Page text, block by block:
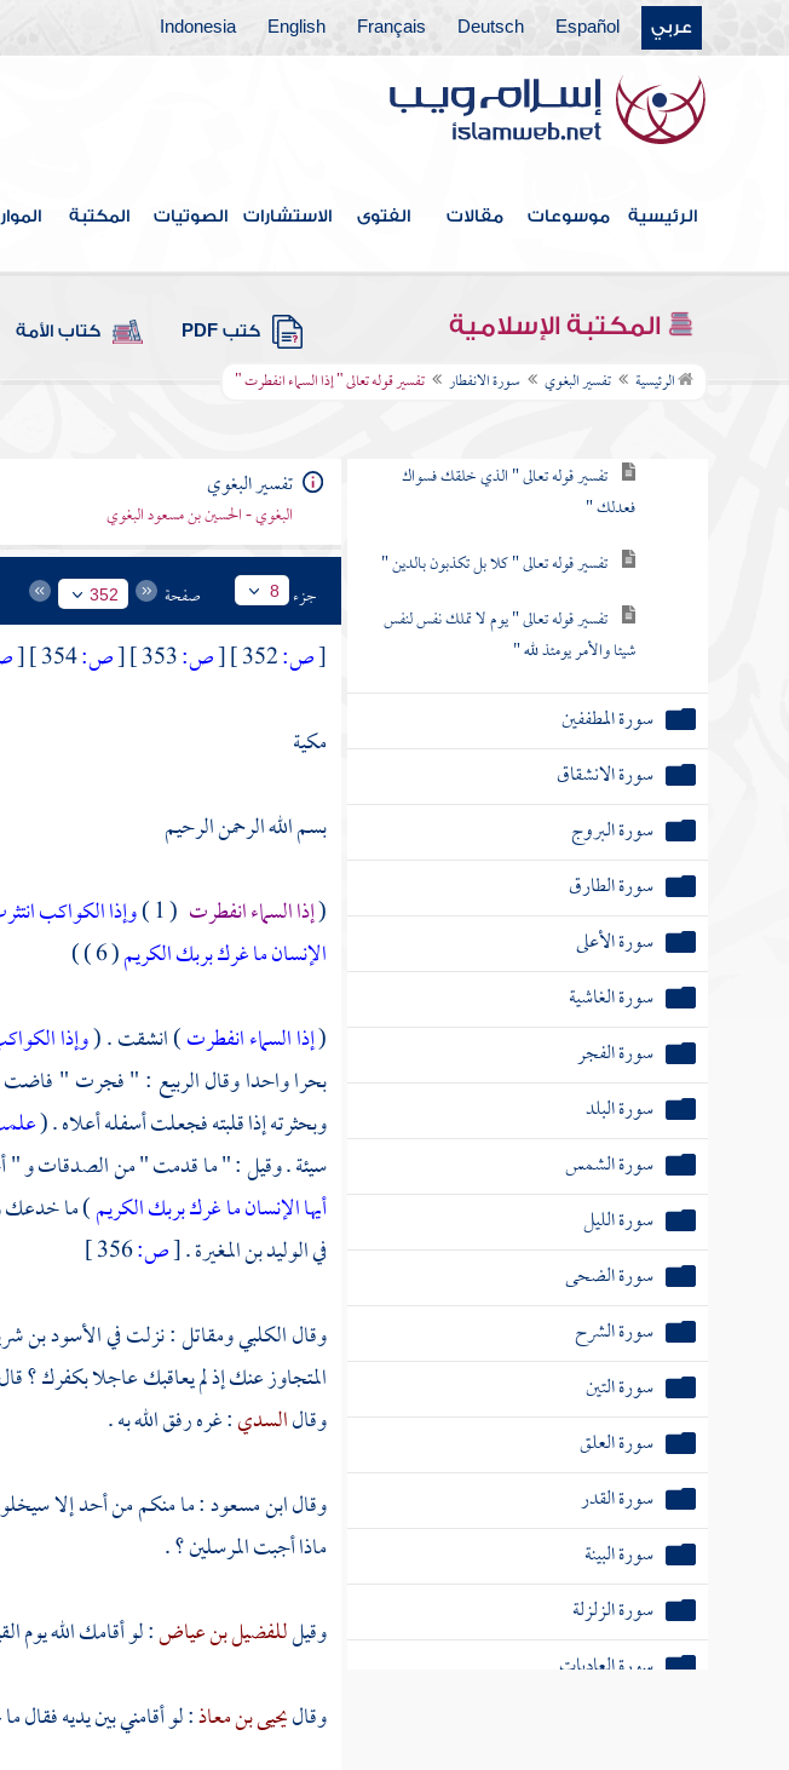
عربي Español
Deutsch
Français
English
Indonesia
الرئيسية موسوعات مقالات الفتوى الاستشارات الصوتيات المكتبة
المكتبة الإسلامية كتب PDF كتاب الأمة
الرئيسية تفسير البغوي سورة الانفطار تفسير قوله تعالى " إذا السماء انفطرت "
سورة الإنسان
سورة المرسلات
سورة النبأ
سورة النازعات
سورة عبس
سورة التكوير
سورة الانفطار
تفسير قوله تعالى " الذي خلقك فسواك
فعدلك "
تفسير قوله تعالى " كلا بل تكذبون بالدين "
تفسير قوله تعالى " يوم لا تملك نفس لنفس
شيئا والأمر يومئذ لله "
سورة المطففين
سورة الانشقاق
سورة البروج
سورة الطارق
سورة الأعلى
سورة الغاشية
سورة الفجر
سورة البلد
سورة الشمس
سورة الليل
سورة الضحى
سورة الشرح
سورة التين
سورة العلق
سورة القدر
سورة البينة
سورة الزلزلة
سورة العاديات
تفسير البغوي
البغوي - الحسين بن مسعود البغوي
جزء 8 صفحة 352
[ص: [ص: [ص: [
مكية
بسم الله الرحمن الرحيم
(إذا السماء انفطرت ( 1 ) وإذا الكواكب
الإنسان ما غرك بربك الكريم( 6 ) )
(إذا السماء انفطرت) انشقت . (وإذا
بحرا واحدا وقالالربيع : " فجرت "
وبحثرته إذا قلبته فجعلت أسفله أعلاه . (
سيئة . وقيل : " ما قدمت " من الصدقات و "
أيها الإنسان ما غرك بربك الكريم) ما خدعك
فيالوليد بن المغيرة.
[ص:
وقالالكلبيومقاتل: نزلت فيالأسود بن
المتجاوز عنك إذ لم يعاقبك عاجلا بكفرك ؟ قال
وقالالسدي: غره رفق الله به .
وقالابن مسعود: ما منكم من أحد إلا سيخلو
ماذا أجبت المرسلين ؟ .
وقيلللفضيل بن عياض: لو أقامك الله يوم
وقاليحيى بن معاذ: لو أقامني بين يديه